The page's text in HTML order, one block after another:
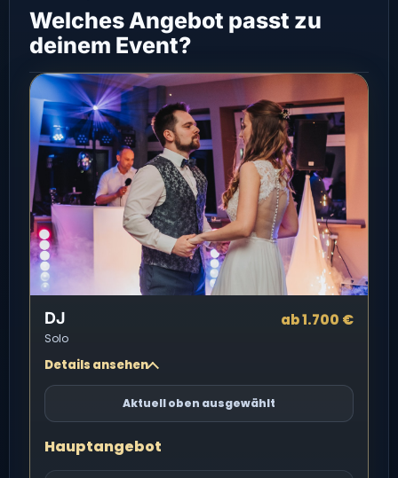
Welches Angebot passt zu
deinem Event?
DJ
Solo
ab 1.700 €
Details ansehen
Aktuell oben ausgewählt
Hauptangebot